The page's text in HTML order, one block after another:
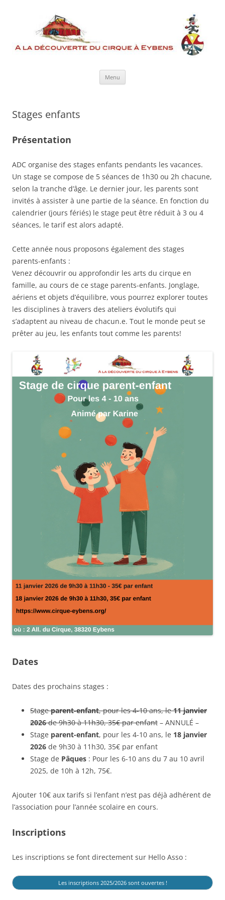
Menu
Stages enfants
Présentation
ADC organise des stages enfants pendants les vacances.
Un stage se compose de 5 séances de 1h30 ou 2h chacune,
selon la tranche d’âge. Le dernier jour, les parents sont
invités à assister à une partie de la séance. En fonction du
calendrier (jours fériés) le stage peut être réduit à 3 ou 4
séances, le tarif est alors adapté.
Cette année nous proposons également des stages
parents-enfants :
Venez découvrir ou approfondir les arts du cirque en
famille, au cours de ce stage parents-enfants. Jonglage,
aériens et objets d’équilibre, vous pourrez explorer toutes
les disciplines à travers des ateliers évolutifs qui
s’adaptent au niveau de chacun.e. Tout le monde peut se
prêter au jeu, les enfants tout comme les parents!
Dates
Dates des prochains stages :
Stageparent-enfant, pour les 4-10 ans, le11 janvier
2026de 9h30 à 11h30, 35€ par enfant – ANNULÉ –
Stage parent-enfant, pour les 4-10 ans, le 18 janvier
2026 de 9h30 à 11h30, 35€ par enfant
Stage de Pâques : Pour les 6-10 ans du 7 au 10 avril
2025, de 10h à 12h, 75€.
Ajouter 10€ aux tarifs si l’enfant n’est pas déjà adhérent de
l’association pour l’année scolaire en cours.
Inscriptions
Les inscriptions se font directement sur Hello Asso :
Les inscriptions 2025/2026 sont ouvertes !